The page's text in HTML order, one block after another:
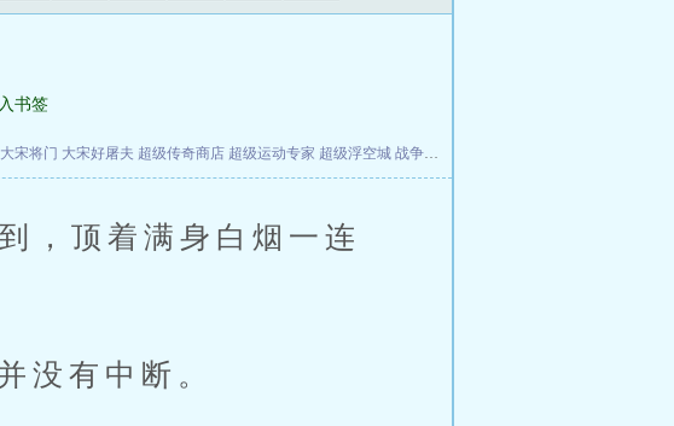
书签
大宋将门 大宋好屠夫 超级传奇商店 超级运动专家 超级浮空城 战争天堂
，顶着满身白烟一连
没有中断。